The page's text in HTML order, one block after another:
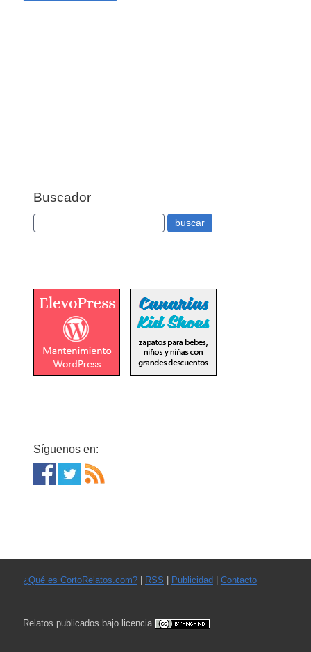
Buscador
Síguenos en:
¿Qué es CortoRelatos.com?| RSS Publicidad Contacto
Relatos publicados bajo licencia